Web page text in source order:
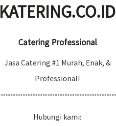
KATERING.CO.ID
Catering Professional
Jasa Catering #1 Murah, Enak, &
Professional!
Hubungi kami: